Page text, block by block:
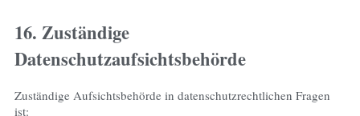
16. Zuständige
Datenschutzaufsichtsbehörde
Zuständige Aufsichtsbehörde in datenschutzrechtlichen Fragen
ist: